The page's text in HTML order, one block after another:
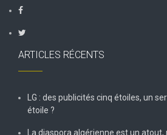
ARTICLES RÉCENTS
LG : des publicités cinq étoiles, un
étoile ?
La diaspora algérienne est un